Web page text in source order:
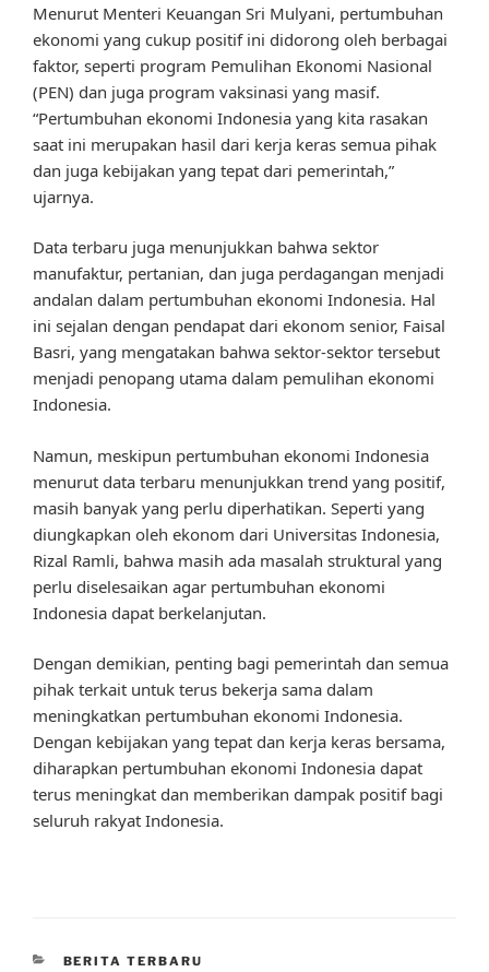
Menurut Menteri Keuangan Sri Mulyani, pertumbuhan
ekonomi yang cukup positif ini didorong oleh berbagai
faktor, seperti program Pemulihan Ekonomi Nasional
(PEN) dan juga program vaksinasi yang masif.
“Pertumbuhan ekonomi Indonesia yang kita rasakan
saat ini merupakan hasil dari kerja keras semua pihak
dan juga kebijakan yang tepat dari pemerintah,”
ujarnya.
Data terbaru juga menunjukkan bahwa sektor
manufaktur, pertanian, dan juga perdagangan menjadi
andalan dalam pertumbuhan ekonomi Indonesia. Hal
ini sejalan dengan pendapat dari ekonom senior, Faisal
Basri, yang mengatakan bahwa sektor-sektor tersebut
menjadi penopang utama dalam pemulihan ekonomi
Indonesia.
Namun, meskipun pertumbuhan ekonomi Indonesia
menurut data terbaru menunjukkan trend yang positif,
masih banyak yang perlu diperhatikan. Seperti yang
diungkapkan oleh ekonom dari Universitas Indonesia,
Rizal Ramli, bahwa masih ada masalah struktural yang
perlu diselesaikan agar pertumbuhan ekonomi
Indonesia dapat berkelanjutan.
Dengan demikian, penting bagi pemerintah dan semua
pihak terkait untuk terus bekerja sama dalam
meningkatkan pertumbuhan ekonomi Indonesia.
Dengan kebijakan yang tepat dan kerja keras bersama,
diharapkan pertumbuhan ekonomi Indonesia dapat
terus meningkat dan memberikan dampak positif bagi
seluruh rakyat Indonesia.
CATEGORIES
BERITA TERBARU